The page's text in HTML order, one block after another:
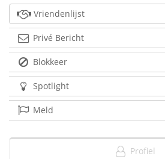
Vriendenlijst
Privé Bericht
Blokkeer
Spotlight
Meld
Profiel